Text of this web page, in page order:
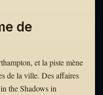
de
et la piste mène
de la ville. Des affaires
the Shadows in